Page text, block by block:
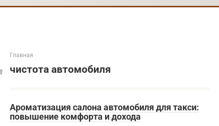
Главная
чистота автомобиля
Ароматизация салона автомобиля для такси:
повышение комфорта и дохода